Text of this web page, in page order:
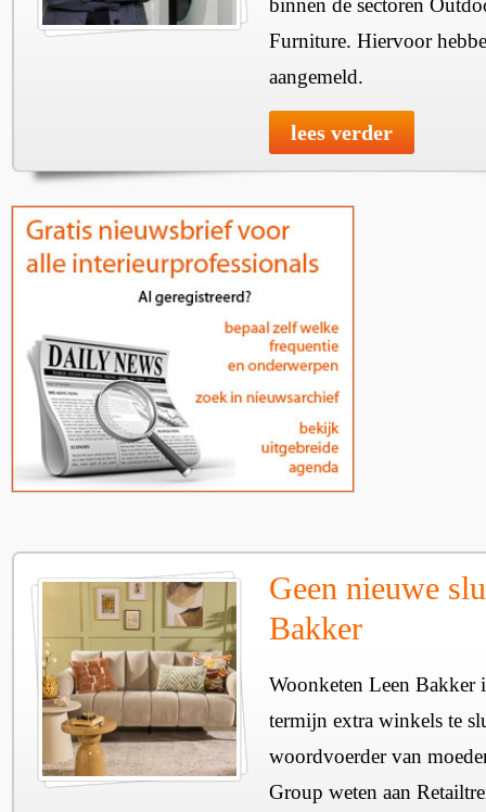
binnen de sectoren
Furniture. Hiervoor
aangemeld.
lees verder
Geen nieuwe
Bakker
Woonketen Leen Bakker
termijn extra winkels te
woordvoerder van
Group weten aan